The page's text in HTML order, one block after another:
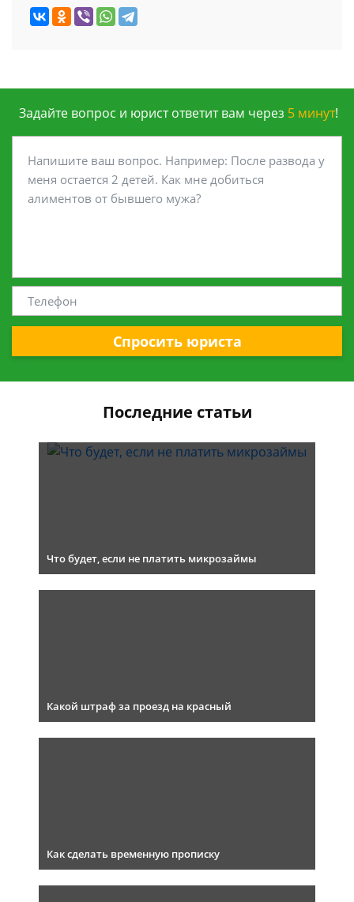
Задайте вопрос и юрист ответит вам через 5 минут!
Спросить юриста
Последние статьи
Что будет, если не платить микрозаймы
Какой штраф за проезд на красный
Как сделать временную прописку